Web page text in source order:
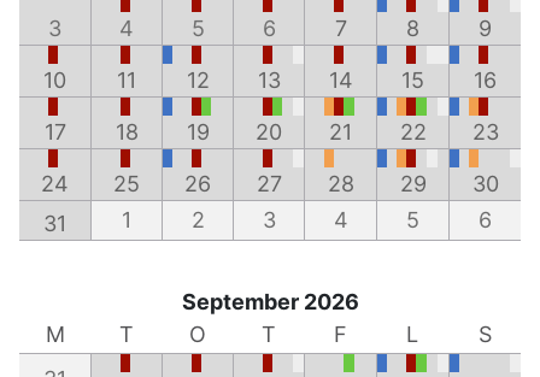
3 4 5 6 7 8 9
10 11 12 13 14 15 16
17 18 19 20 21 22 23
24 25 26 27 28 29
30
31
1 2 3 4 5 6
September 2026
M
T O T F L
S